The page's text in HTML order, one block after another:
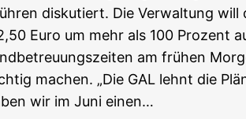
diskutiert. Die Verwaltung will
Euro um mehr als 100 Prozent
am frühen
machen. „Die GAL lehnt die
wir im Juni einen…